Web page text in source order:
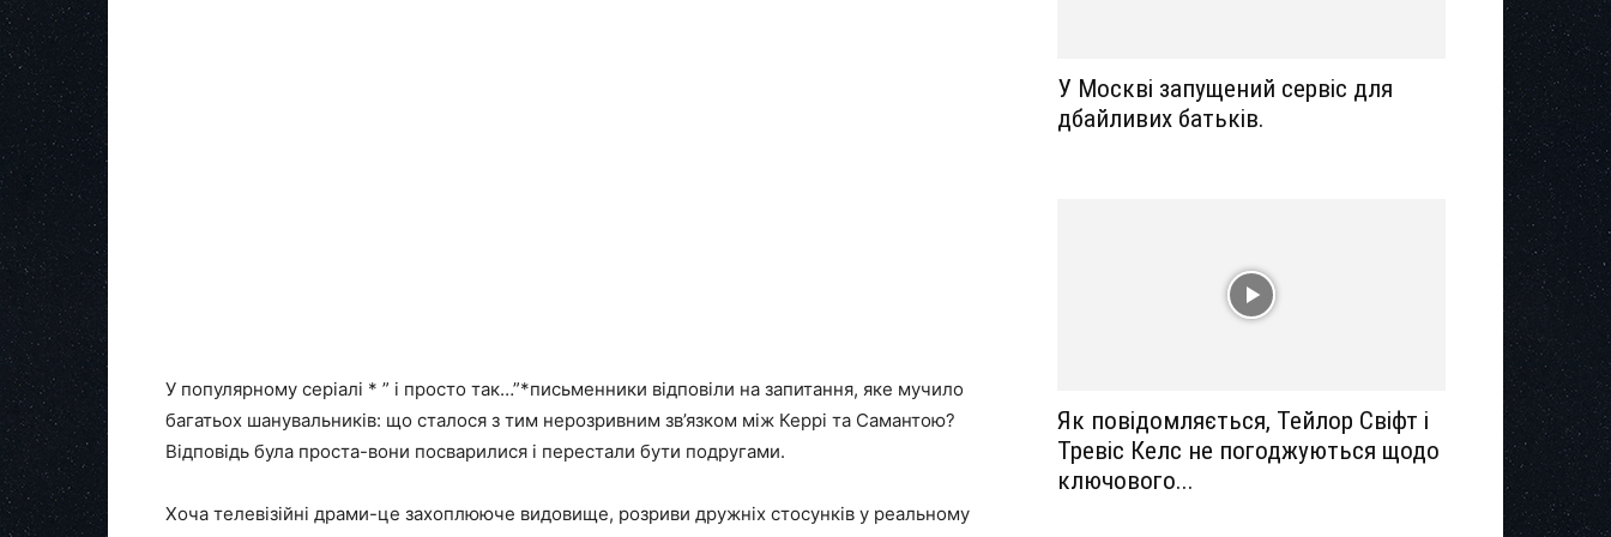
У популярному серіалі * ” і просто так…”*письменники відповіли на запитання, яке мучило
багатьох шанувальників: що сталося з тим нерозривним зв’язком між Керрі та Самантою?
Відповідь була проста-вони посварилися і перестали бути подругами.
Хоча телевізійні драми-це захоплююче видовище, розриви дружніх стосунків у реальному
У Москві запущений сервіс для
дбайливих батьків.
Як повідомляється, Тейлор Свіфт і
Тревіс Келс не погоджуються щодо
ключового...